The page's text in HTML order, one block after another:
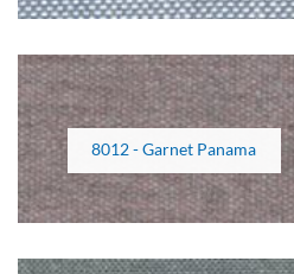
8012 - Garnet Panama